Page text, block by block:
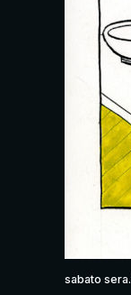
sabato sera.